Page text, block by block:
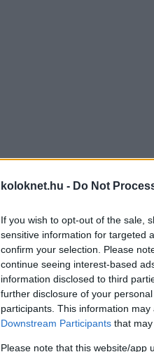
koloknet.hu - Do Not
If you wish to opt-out of the sale,
sensitive information for targeted
confirm your selection. Please
continue seeing interest-based
information disclosed to third
further disclosure of your
participants. This information
Downstream Participants that
Please note that this website/app